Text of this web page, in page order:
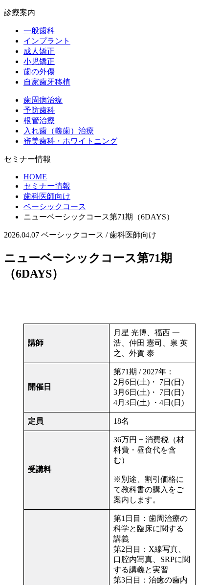
診療案内
一般歯科
インプラント
成人矯正
小児矯正
歯の外傷
自家歯牙移植
歯周病治療
予防歯科
根管治療
入れ歯（義歯）治療
審美歯科・ホワイトニング
セミナー情報
HOME
セミナー情報
歯科医師向け
ベーシックコース
ニューベーシックコース第71期（6DAYS）
2026.04.07 ベーシックコース / 歯科医師向け
ニューベーシックコース第71期
（6DAYS）
講師
月星 光博、福西 一
浩、仲田 憲司、泉 英
之、外賀 泰
開催日
第71期 / 2027年：
2月6日(土)・ 7日(日)
3月6日(土)・ 7日(日)
4月3日(土) ・4日(日)
定員 18名
受講料
36万円 + 消費税（材
料費・昼食代を含
む）
※別途、割引価格に
て教科書の購入をご
案内します。
第1日目：歯周治療の
科学と臨床に関する
講義
第2日目：X線写真、
口腔内写真、SRPに関
する講義と実習
第3日目：治癒の歯内